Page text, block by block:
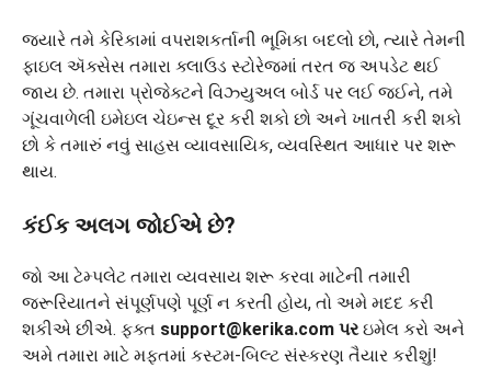
જ્યારે તમે કેરિકામાં વપરાશકર્તાની ભૂમિકા બદલો છો, ત્યારે તેમની
ફાઇલ ઍક્સેસ તમારા ક્લાઉડ સ્ટોરેજમાં તરત જ અપડેટ થઈ
જાય છે. તમારા પ્રોજેક્ટને વિઝ્યુઅલ બોર્ડ પર લઈ જઈને, તમે
ગૂંચવાળેલી ઇમેઇલ ચેઇન્સ દૂર કરી શકો છો અને ખાતરી કરી શકો
છો કે તમારું નવું સાહસ વ્યાવસાયિક, વ્યવસ્થિત આધાર પર શરૂ
થાય.
કંઈક અલગ જોઈએ છે?
જો આ ટેમ્પલેટ તમારા વ્યવસાય શરૂ કરવા માટેની તમારી
જરૂરિયાતને સંપૂર્ણપણે પૂર્ણ ન કરતી હોય, તો અમે મદદ કરી
શકીએ છીએ. ફક્ત support@kerika.com પરઇમેલ કરો અને
અમે તમારા માટે મફતમાં કસ્ટમ-બિલ્ટ સંસ્કરણ તૈયાર કરીશું!